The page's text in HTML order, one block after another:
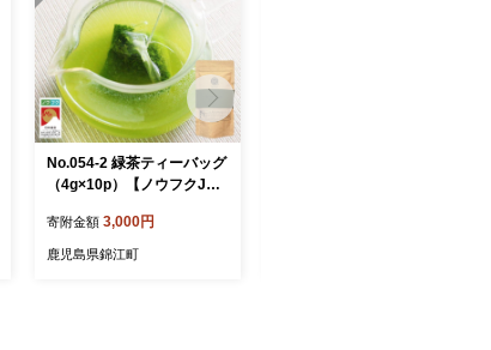
No.054-2 緑茶ティーバッグ
（4g×10p）【ノウフクJAS
寄附金額 3,000円
鹿児島県錦江町